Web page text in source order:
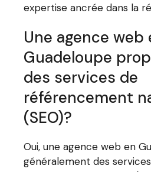
expertise ancrée dans la
Une agence web
Guadeloupe
des services de
référencement
(SEO)?
Oui, une agence web en
généralement des